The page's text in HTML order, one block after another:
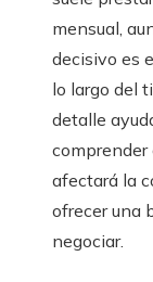
mensual,
decisivo es
lo largo del
detalle
comprender
afectará la
ofrecer una
negociar.